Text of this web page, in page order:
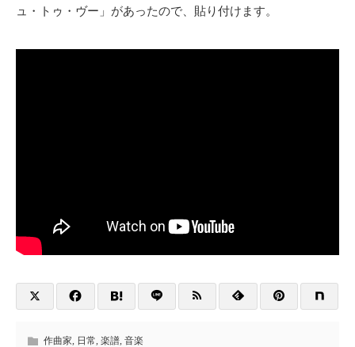
ュ・トゥ・ヴー」があったので、貼り付けます。
作曲家 日常 楽譜 音楽